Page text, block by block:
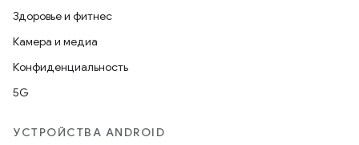
Здоровье и фитнес
Камера и медиа
Конфиденциальность
5G
УСТРОЙСТВА ANDROID